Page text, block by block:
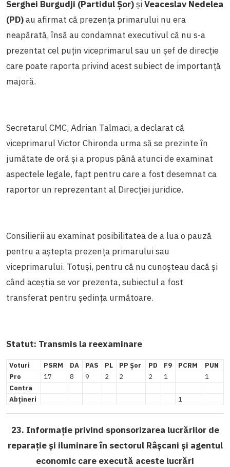
Serghei Burgudji (Partidul Șor)șiVeaceslav Nedelea
(PD)au afirmat că prezența primarului nu era
neapărată, însă au condamnat executivul că nu s-a
prezentat cel puțin viceprimarul sau un șef de direcție
care poate raporta privind acest subiect de importanță
majoră.
Secretarul CMC, Adrian Talmaci, a declarat că
viceprimarul Victor Chironda urma să se prezinte în
jumătate de oră și a propus până atunci de examinat
aspectele legale, fapt pentru care a fost desemnat ca
raportor un reprezentant al Direcției juridice.
Consilierii au examinat posibilitatea de a lua o pauză
pentru a aștepta prezența primarului sau
viceprimarului. Totuși, pentru că nu cunoșteau dacă și
când aceștia se vor prezenta, subiectul a fost
transferat pentru ședința următoare.
Statut: Transmis la reexaminare
Voturi PSRM DA PAS PL PP Șor PD F9 PCRM
PUN
Pro
17 8 9 2 2 2 1
1
Contra
Abțineri
1
23. Informație privind sponsorizarea lucrărilor de
reparație și iluminare în sectorul Râșcani și agentul
economic care execută aceste lucrări